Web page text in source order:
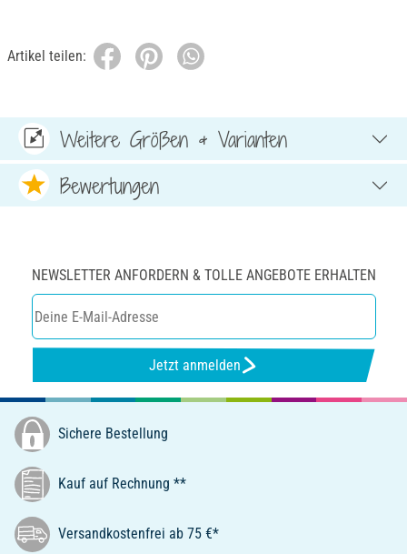
Artikel teilen:
Weitere Größen & Varianten
Bewertungen
NEWSLETTER ANFORDERN & TOLLE ANGEBOTE ERHALTEN
Jetzt anmelden
Sichere Bestellung
Kauf auf Rechnung **
Versandkostenfrei ab 75 €*